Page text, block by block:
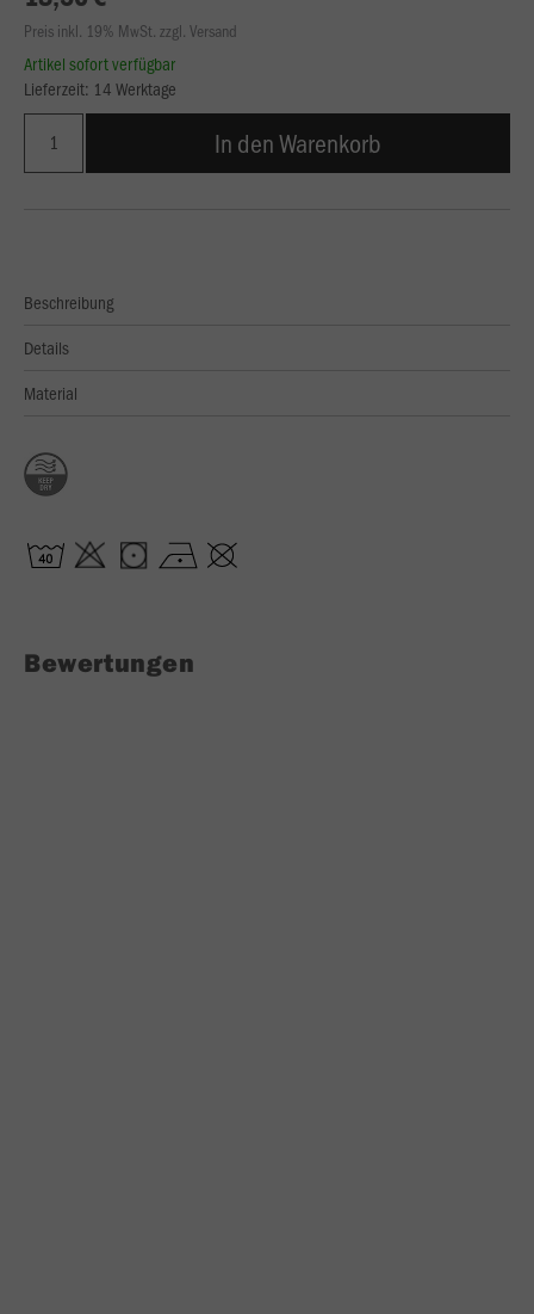
Preis inkl. 19% MwSt. zzgl. Versand
Artikel sofort verfügbar
Lieferzeit: 14 Werktage
In den Warenkorb
Beschreibung
Details
Material
Bewertungen